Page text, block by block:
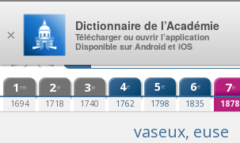
Aller au contenu
1 re
1694
2e
1718
3e
1740
4e
1762
5e
1798
6e
1835
7e
1878
vaseux, euse
×
Dictionnaire de l’Académie
Télécharger ou ouvrir l’application
Disponible sur Android et iOS